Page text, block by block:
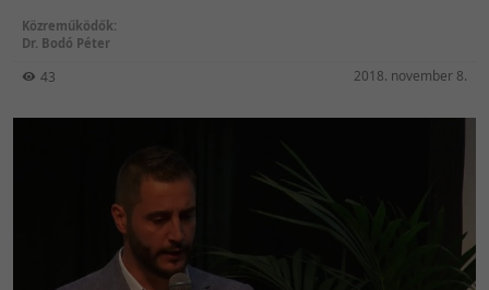
Közreműködők:
Dr. Bodó Péter
43 2018. november 8.